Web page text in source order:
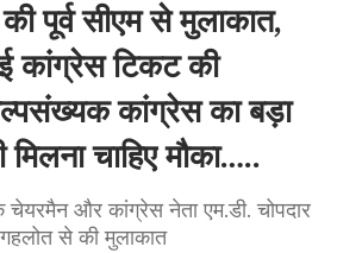
पूर्व सीएम से मुलाकात,
कांग्रेस टिकट की
कांग्रेस का बड़ा
चाहिए मौका…..
चेयरमैन और कांग्रेस नेता एम.डी. चोपदार
से की मुलाकात